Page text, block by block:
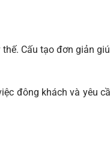
Cấu tạo đơn giản
đông khách và yêu